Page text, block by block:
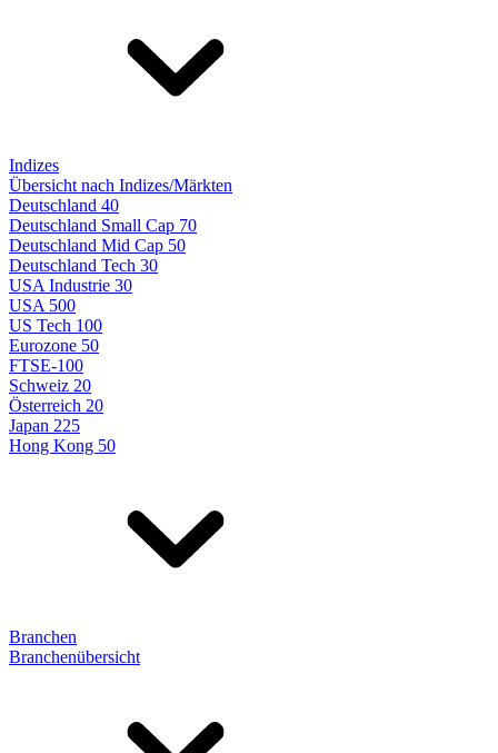
Indizes
Übersicht nach Indizes/Märkten
Deutschland 40
Deutschland Small Cap 70
Deutschland Mid Cap 50
Deutschland Tech 30
USA Industrie 30
USA 500
US Tech 100
Eurozone 50
FTSE-100
Schweiz 20
Österreich 20
Japan 225
Hong Kong 50
Branchen
Branchenübersicht